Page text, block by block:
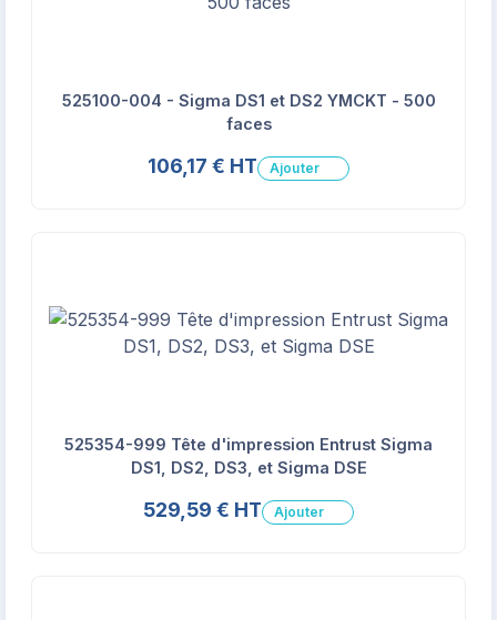
525100-004 - Sigma DS1 et DS2 YMCKT - 500
faces
106,17 € HT Ajouter
525354-999 Tête d'impression Entrust Sigma
DS1, DS2, DS3, et Sigma DSE
529,59 € HT Ajouter